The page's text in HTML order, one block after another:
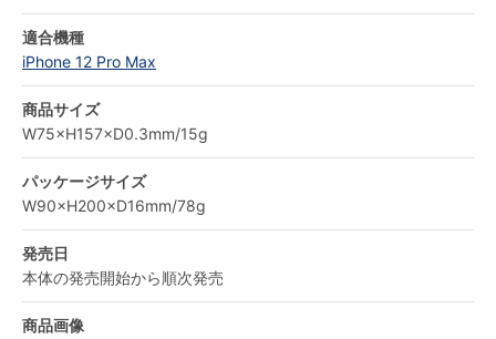
適合機種
iPhone 12 Pro Max
商品サイズ
W75×H157×D0.3mm/15g
パッケージサイズ
W90×H200×D16mm/78g
発売日
本体の発売開始から順次発売
商品画像